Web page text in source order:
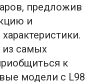
предложив
и
из самых
к
модели с L98